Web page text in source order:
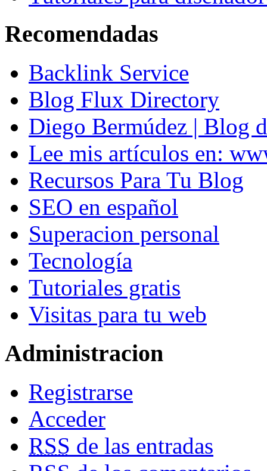
Recomendadas
Backlink Service
Blog Flux Directory
Diego Bermúdez | Blog
Lee mis artículos en:
Recursos Para Tu Blog
SEO en español
Superacion personal
Tecnología
Tutoriales gratis
Visitas para tu web
Administracion
Registrarse
Acceder
RSS de las entradas